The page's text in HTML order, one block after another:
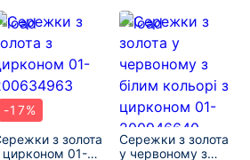
-17%
з золота
цирконом 01-
Сережки з золота
у червоному з